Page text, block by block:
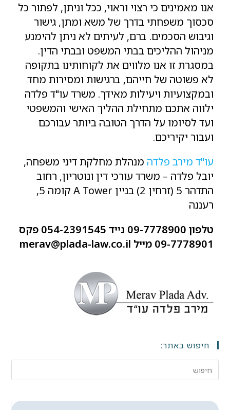
אנו מאמינים כי רצוי וראוי, ככל וניתן, לפתור כל
סכסוך משפחתי בדרך של משא ומתן, גישור
וגיבוש הסכמים. ברם, לעיתים לא ניתן להימנע
מניהול ההליכים בבתי המשפט ובבתי הדין.
במסגרת זו אנו מלווים את לקוחותינו בתקופה
לא פשוטה של חייהם, ברגישות ומסירות מחד
ובמקצועיות ויעילות מאידך. משרד עו"ד פלדה
ילווה אתכם מתחילת ההליך האישי והמשפטי
ועד לסיומו על הדרך הטובה ביותר עבורכם
ועבור יקיריכם.
עו"ד מירב פלדה מנהלת מחלקת דיני משפחה,
יובל פלדה – משרד עורכי דין ונוטריון, רחוב
התדהר 5 (זרחין 2) בניין A Tower קומה 5,
רעננה
טלפון 09-7778900 נייד 054-2391545 פקס
09-7778901 מייל merav@plada-law.co.il
חיפוש באתר: